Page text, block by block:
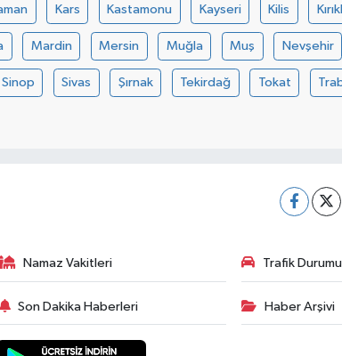
Kars Kastamonu Kayseri Kilis
Mardin Mersin Muğla Muş Nevşehir
Sinop Sivas Şırnak Tekirdağ Tokat
Namaz Vakitleri Trafik Durumu
Son Dakika Haberleri Haber Arşivi